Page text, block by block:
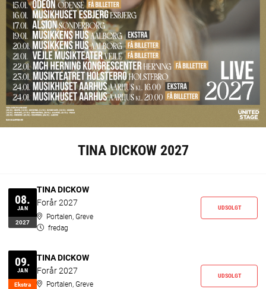
TINA DICKOW 2027
08.
JAN
2027
TINA DICKOW
Forår 2027
Portalen, Greve
fredag
UDSOLGT
09.
JAN
Ekstr­a
TINA DICKOW
Forår 2027
Portalen, Greve
UDSOLGT